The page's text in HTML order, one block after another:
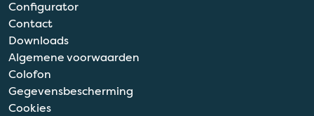
Configurator
Contact
Downloads
Algemene voorwaarden
Colofon
Gegevensbescherming
Cookies